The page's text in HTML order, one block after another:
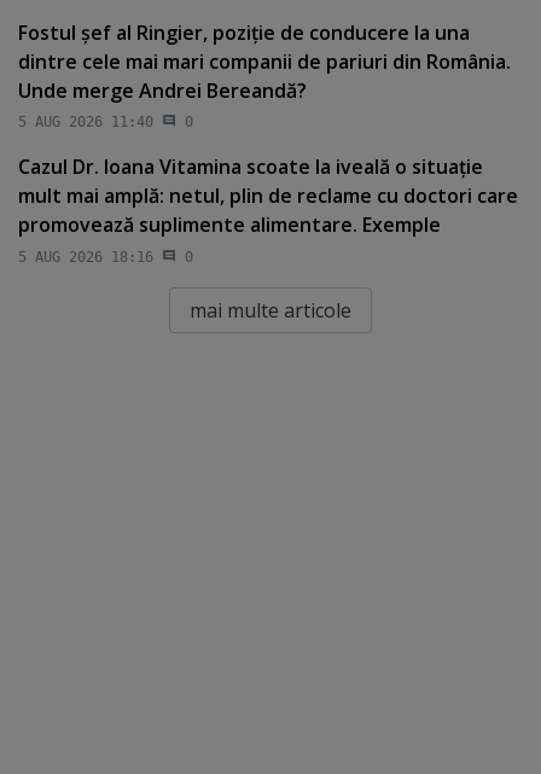
Fostul şef al Ringier, poziţie de conducere la una
dintre cele mai mari companii de pariuri din România.
Unde merge Andrei Bereandă?
5 AUG 2026 11:40 0
Cazul Dr. Ioana Vitamina scoate la iveală o situaţie
mult mai amplă: netul, plin de reclame cu doctori care
promovează suplimente alimentare. Exemple
5 AUG 2026 18:16 0
mai multe articole